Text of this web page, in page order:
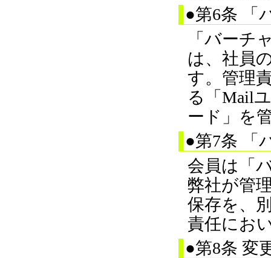
●第6条 「
「バーチ
は、社員
す。管理
る「Mail
ード」を
●第7条 「
会員は「
弊社が管
保存を、
責任にお
●第8条 変